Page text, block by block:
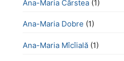
Ana-Maria Cârstea (1)
Ana-Maria Dobre (1)
Ana-Maria Mîcîială (1)